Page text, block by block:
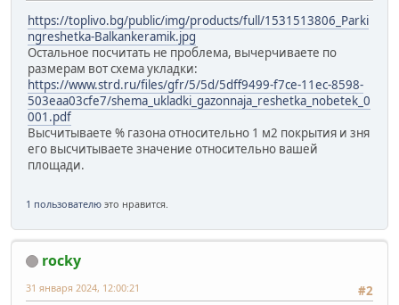
https://toplivo.bg/public/img/products/full/1531513806_Parki
ngreshetka-Balkankeramik.jpg
Остальное посчитать не проблема, вычерчиваете по
размерам вот схема укладки:
https://www.strd.ru/files/gfr/5/5d/5dff9499-f7ce-11ec-8598-
503eaa03cfe7/shema_ukladki_gazonnaja_reshetka_nobetek_0
001.pdf
Высчитываете % газона относительно 1 м2 покрытия и зня
его высчитываете значение относительно вашей
площади.
1 пользователю это нравится.
rocky
#2
31 января 2024, 12:00:21